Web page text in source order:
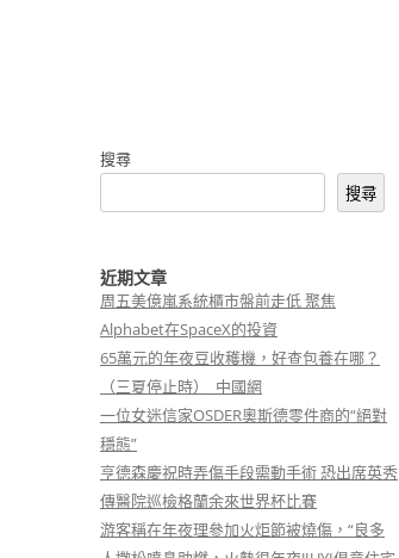
搜尋
搜尋
近期文章
周五美億嵐系統櫃市盤前走低 聚焦
Alphabet在SpaceX的投資
65萬元的年夜豆收穫機，好查包養在哪？
（三夏停止時）_中國網
一位女迷信家OSDER奧斯德零件商的“絕對
穩態”
亨德森慶祝時弄傷手段需動手術 恐出席英秀
傳醫院巡檢格蘭余來世界杯比賽
游客稱在年夜理參加火炬節被燒傷，“良多